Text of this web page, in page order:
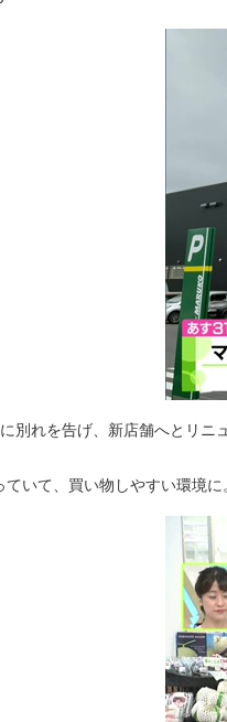
別れを告げ、新店舗へとリニ
いて、買い物しやすい環境に